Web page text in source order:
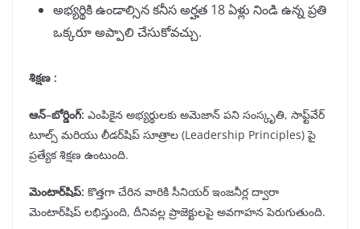
అభ్యర్థికి ఉండాల్సిన కనీస అర్హత 18 ఏళ్లు నిండి ఉన్న ప్రతి
ఒక్కరూ అప్పాలి చేసుకోవచ్చు.
శిక్షణ :
ఆన్–బోర్డింగ్: ఎంపికైన అభ్యర్థులకు అమెజాన్ పని సంస్కృతి, సాఫ్ట్‌వేర్
టూల్స్ మరియు లీడర్‌షిప్ సూత్రాల (Leadership Principles) పై
ప్రత్యేక శిక్షణ ఉంటుంది.
మెంటార్షిప్: కొత్తగా చేరిన వారికి సీనియర్ ఇంజనీర్ల ద్వారా
మెంటార్‌షిప్ లభిస్తుంది, దీనివల్ల ప్రాజెక్టులపై అవగాహన పెరుగుతుంది.